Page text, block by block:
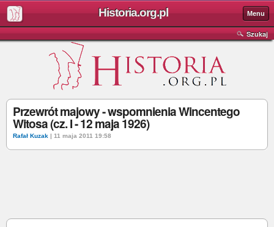
Historia.org.pl Menu
Szukaj
Przewrót majowy - wspomnienia Wincentego
Witosa (cz. I - 12 maja 1926)
Rafał Kuzak | 11 maja 2011 19:58